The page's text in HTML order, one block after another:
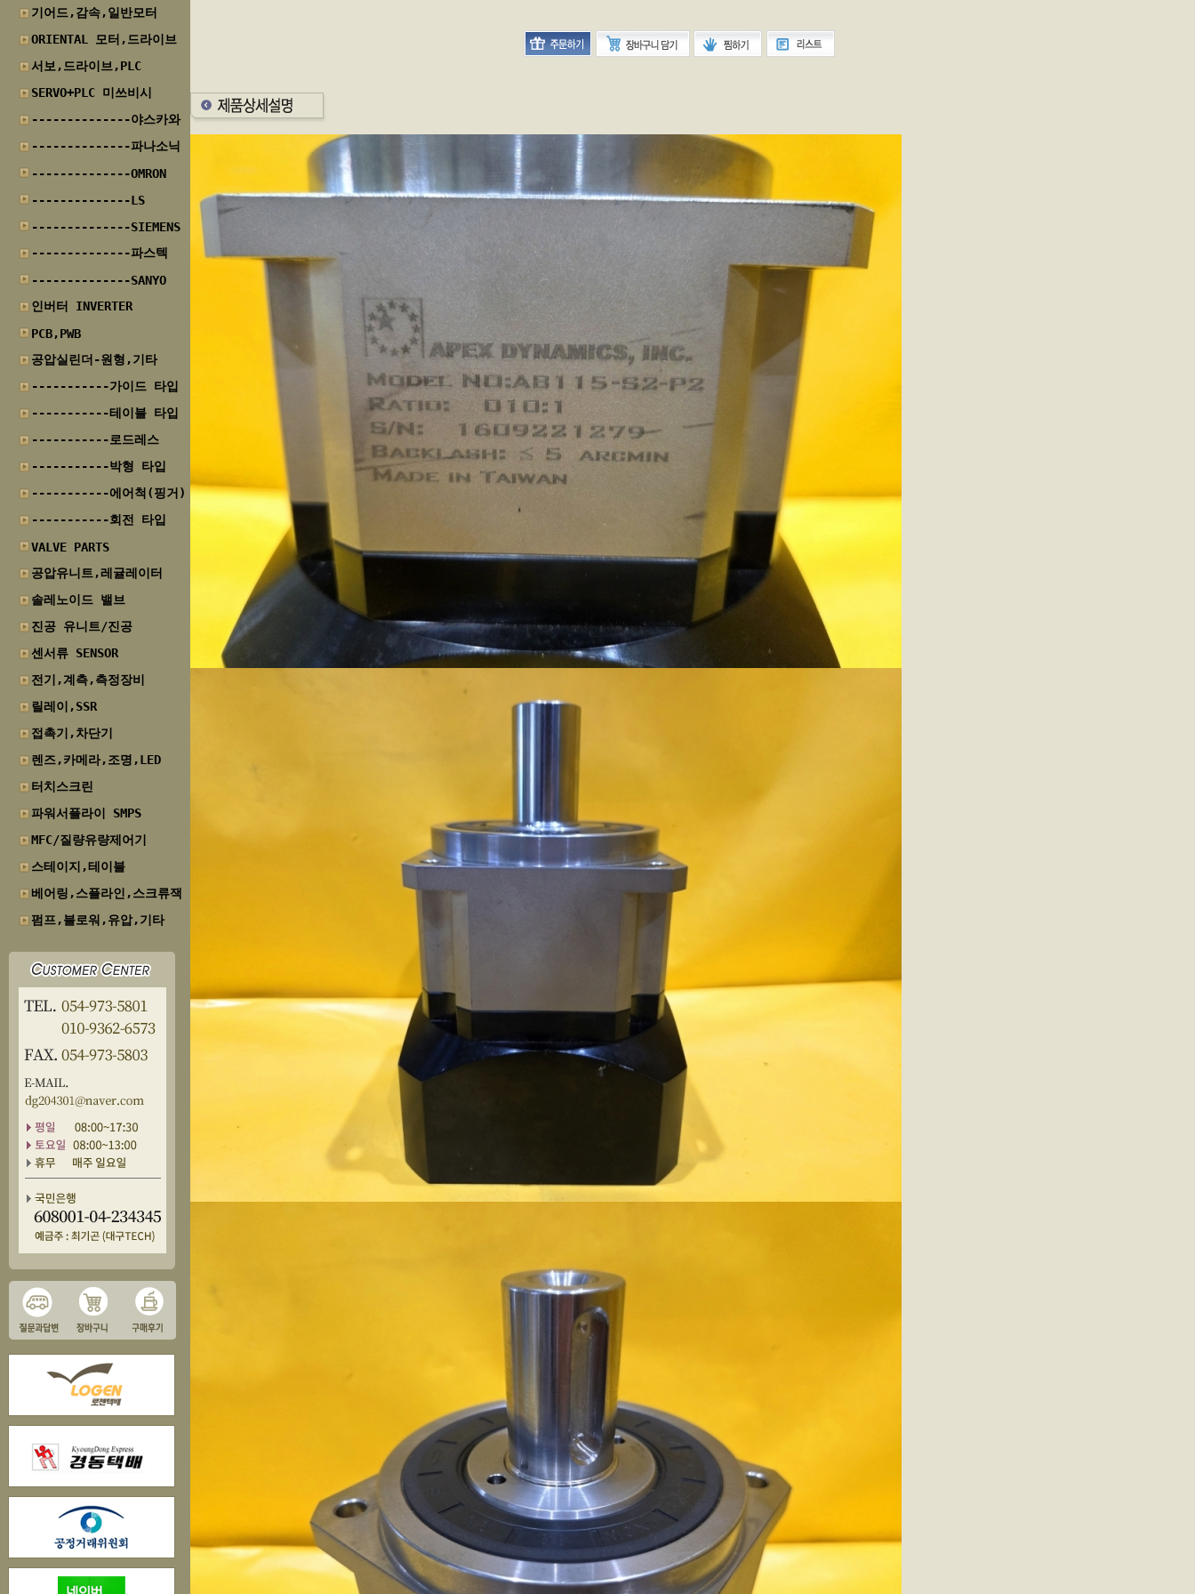
기어드,감속,일반모터
ORIENTAL 모터,드라이브
서보,드라이브,PLC
SERVO+PLC 미쓰비시
--------------야스카와
--------------파나소닉
--------------OMRON
--------------LS
--------------SIEMENS
--------------파스텍
--------------SANYO
인버터 INVERTER
PCB,PWB
공압실린더-원형,기타
-----------가이드 타입
-----------테이블 타입
-----------로드레스
-----------박형 타입
-----------에어척(핑거)
-----------회전 타입
VALVE PARTS
공압유니트,레귤레이터
솔레노이드 밸브
진공 유니트/진공
센서류 SENSOR
전기,계측,측정장비
릴레이,SSR
접촉기,차단기
렌즈,카메라,조명,LED
터치스크린
파워서플라이 SMPS
MFC/질량유량제어기
스테이지,테이블
베어링,스플라인,스크류잭
펌프,블로워,유압,기타